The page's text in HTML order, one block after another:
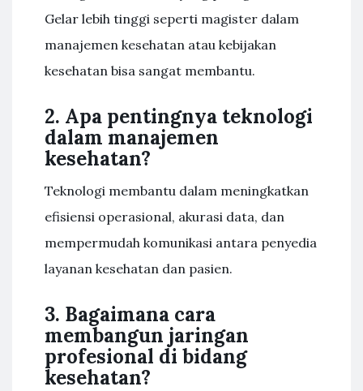
Gelar lebih tinggi seperti magister dalam
manajemen kesehatan atau kebijakan
kesehatan bisa sangat membantu.
2. Apa pentingnya teknologi
dalam manajemen
kesehatan?
Teknologi membantu dalam meningkatkan
efisiensi operasional, akurasi data, dan
mempermudah komunikasi antara penyedia
layanan kesehatan dan pasien.
3. Bagaimana cara
membangun jaringan
profesional di bidang
kesehatan?